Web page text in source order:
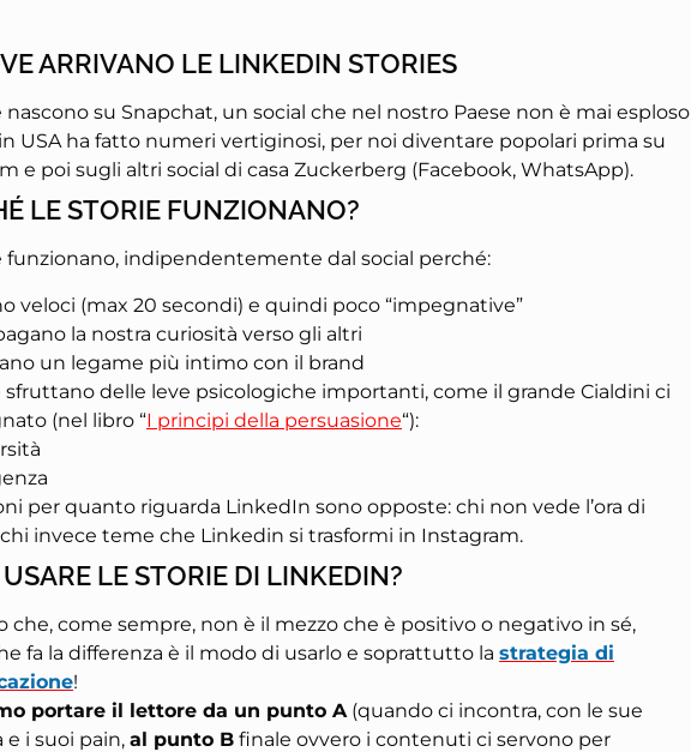
ARRIVANO LE LINKEDIN STORIES
nascono su Snapchat, un social che nel nostro Paese non è mai esploso
USA ha fatto numeri vertiginosi, per noi diventare popolari prima su
e poi sugli altri social di casa Zuckerberg (Facebook, WhatsApp).
LE STORIE FUNZIONANO?
funzionano, indipendentemente dal social perché:
veloci (max 20 secondi) e quindi poco “impegnative”
la nostra curiosità verso gli altri
un legame più intimo con il brand
sfruttano delle leve psicologiche importanti, come il grande Cialdini ci
(nel libro “I principi della persuasione“):
per quanto riguarda LinkedIn sono opposte: chi non vede l’ora di
invece teme che Linkedin si trasformi in Instagram.
LE STORIE DI LINKEDIN?
che, come sempre, non è il mezzo che è positivo o negativo in sé,
fa la differenza è il modo di usarlo e soprattutto la strategia di
!
portare il lettore da un punto A (quando ci incontra, con le sue
i suoi pain, al punto B finale ovvero i contenuti ci servono per